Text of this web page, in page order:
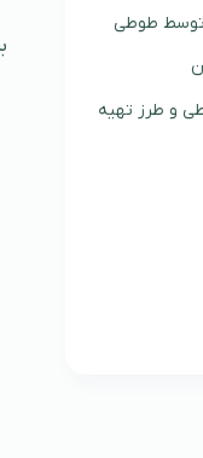
توسط طوطی
و طرز تهیه